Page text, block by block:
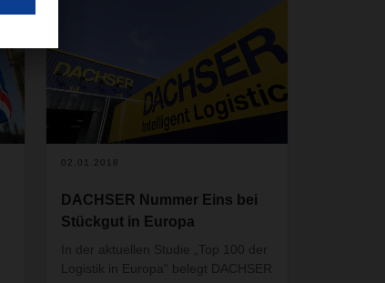
02.01.2018
DACHSER Nummer Eins bei
Stückgut in Europa
In der aktuellen Studie „Top 100 der
Logistik in Europa“ belegt DACHSER